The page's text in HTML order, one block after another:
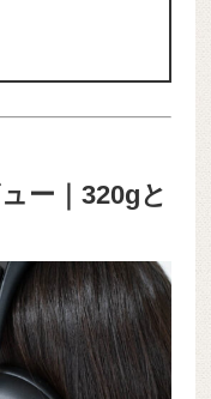
ー｜320gと